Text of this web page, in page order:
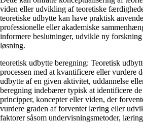
viden eller udvikling af teoretiske
teoretiske udbytte kan have praktisk
professionelle eller akademiske
informere beslutninger, udvikle ny
løsning.
teoretisk udbytte beregning: Teoretisk
processen med at kvantificere eller vurdere
udbytte af en given aktivitet, uddannelse
beregning indebærer typisk at identificere
principper, koncepter eller viden, der
vurdere graden af forventet læring eller
faktorer såsom undervisningsmetoder,